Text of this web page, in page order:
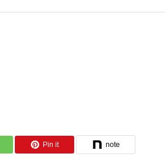
Pin it note